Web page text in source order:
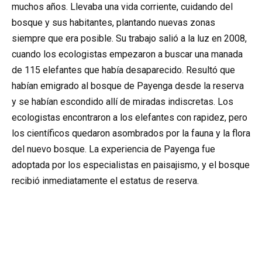
muchos años. Llevaba una vida corriente, cuidando del
bosque y sus habitantes, plantando nuevas zonas
siempre que era posible. Su trabajo salió a la luz en 2008,
cuando los ecologistas empezaron a buscar una manada
de 115 elefantes que había desaparecido. Resultó que
habían emigrado al bosque de Payenga desde la reserva
y se habían escondido allí de miradas indiscretas. Los
ecologistas encontraron a los elefantes con rapidez, pero
los científicos quedaron asombrados por la fauna y la flora
del nuevo bosque. La experiencia de Payenga fue
adoptada por los especialistas en paisajismo, y el bosque
recibió inmediatamente el estatus de reserva.